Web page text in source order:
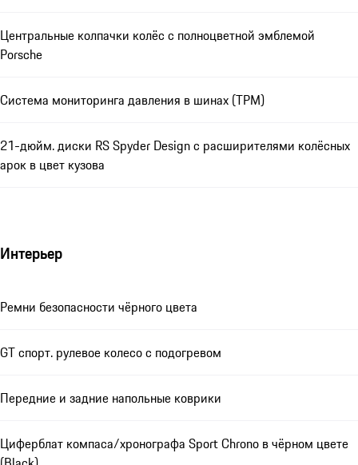
Центральные колпачки колёс с полноцветной эмблемой
Porsche
Система мониторинга давления в шинах (TPM)
21-дюйм. диски RS Spyder Design с расширителями колёсных
арок в цвет кузова
Интерьер
Ремни безопасности чёрного цвета
GT спорт. рулевое колесо с подогревом
Передние и задние напольные коврики
Циферблат компаса/хронографа Sport Chrono в чёрном цвете